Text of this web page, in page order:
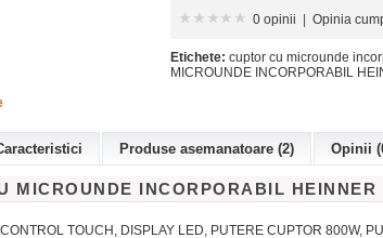
0 opinii Opinia
Etichete: cuptor cu microunde
MICROUNDE INCORPORABIL
Produse asemanatoare (2) Opinii
MICROUNDE INCORPORABIL HEINNER
TOUCH, DISPLAY LED, PUTERE CUPTOR 800W,